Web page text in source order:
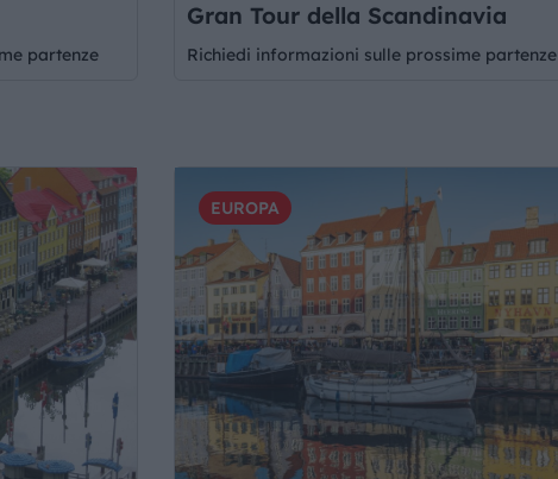
partenze
Gran Tour della Scandinavia
Richiedi informazioni sulle prossime partenze
EUROPA